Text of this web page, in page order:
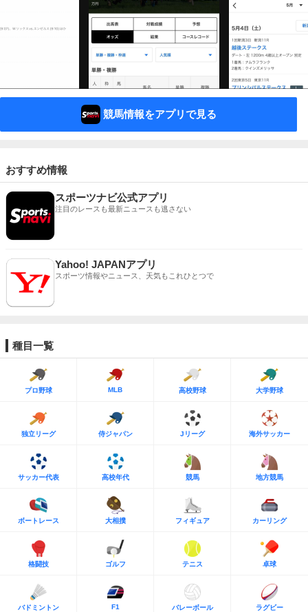
競馬情報をアプリで見る
おすすめ情報
スポーツナビ公式アプリ
注目のレースも最新ニュースも逃さない
Yahoo! JAPANアプリ
スポーツ情報やニュース、天気もこれひとつで
種目一覧
プロ野球 MLB 高校野球 大学野球
独立リーグ 侍ジャパン Jリーグ 海外サッカー
サッカー代表 高校年代 競馬 地方競馬
ボートレース 大相撲 フィギュア カーリング
格闘技 ゴルフ テニス 卓球
バドミントン F1 バレーボール ラグビー